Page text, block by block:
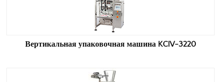
Вертикальная упаковочная машина KCIV-3220